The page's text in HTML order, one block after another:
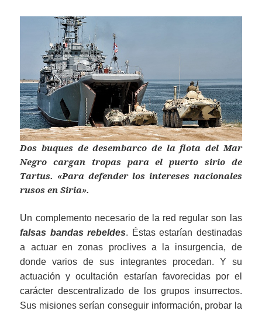
Dos buques de desembarco de la flota del Mar
Negro cargan tropas para el puerto sirio de
Tartus. «Para defender los intereses nacionales
rusos en Siria».
Un complemento necesario de la red regular son las
falsas bandas rebeldes. Éstas estarían destinadas
a actuar en zonas proclives a la insurgencia, de
donde varios de sus integrantes procedan. Y su
actuación y ocultación estarían favorecidas por el
carácter descentralizado de los grupos insurrectos.
Sus misiones serían conseguir información, probar la